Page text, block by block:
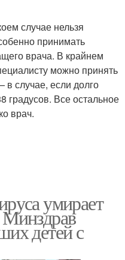
случае нельзя
принимать
врача. В крайнем
можно принять
случае, если долго
градусов. Все остальное
врач.
умирает
детей с